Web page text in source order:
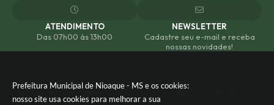
Prefeitura Municipal de Nioaque - MS e os cookies:
nosso site usa cookies para melhorar a sua
ATENDIMENTO
Das 07h00 às 13h00
NEWSLETTER
Cadastre seu e-mail e receba
nossas novidades!
Versão do Sistema:
3.5.3 - 19/06/2026
Portal atualizado em: